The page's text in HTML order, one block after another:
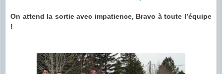
On attend la sortie avec impatience, Bravo à toute l’équipe
!